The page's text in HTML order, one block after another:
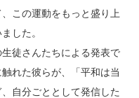
この運動をもっと盛り上
した。
徒さんたちによる発表で
れた彼らが、「平和は当
自分ごととして発信した